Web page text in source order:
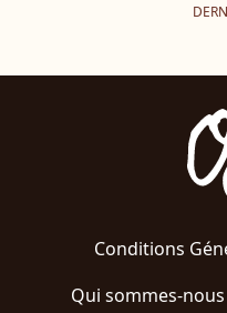
Conditions
Qui sommes-nous